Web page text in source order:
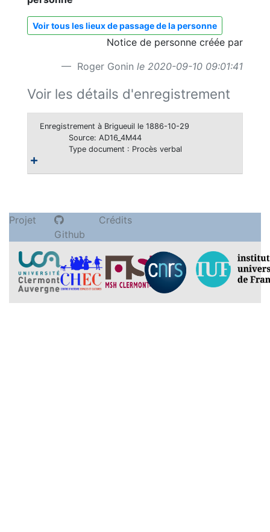
Voir tous les lieux de passage de la personne
Notice de personne créée par
Roger Gonin le 2020-09-10 09:01:41
Voir les détails d'enregistrement
Enregistrement à Brigueuil le 1886-10-29
Source: AD16_4M44
Type document : Procès verbal
Projet
Github
Crédits